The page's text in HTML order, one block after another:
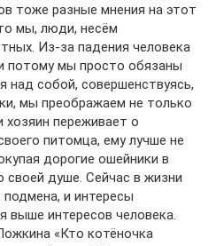
тоже разные мнения на этот
мы, люди, несём
Из-за падения человека
потому мы просто обязаны
над собой, совершенствуясь,
мы преображаем не только
хозяин переживает о
питомца, ему лучше не
дорогие ошейники в
своей душе. Сейчас в жизни
и интересы
выше интересов человека.
«Кто котёночка